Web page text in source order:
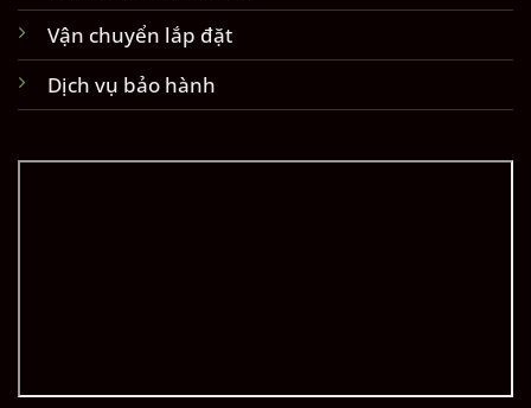
Vận chuyển lắp đặt
Dịch vụ bảo hành